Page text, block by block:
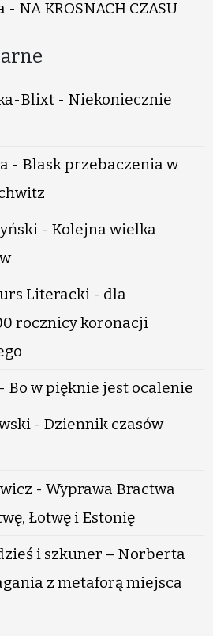
NA KROSNACH CZASU
Blixt - Niekoniecznie
- Blask przebaczenia w
- Kolejna wielka
Literacki - dla
rocznicy koronacji
Bo w pięknie jest ocalenie
- Dziennik czasów
- Wyprawa Bractwa
Łotwę i Estonię
i szkuner – Norberta
z metaforą miejsca